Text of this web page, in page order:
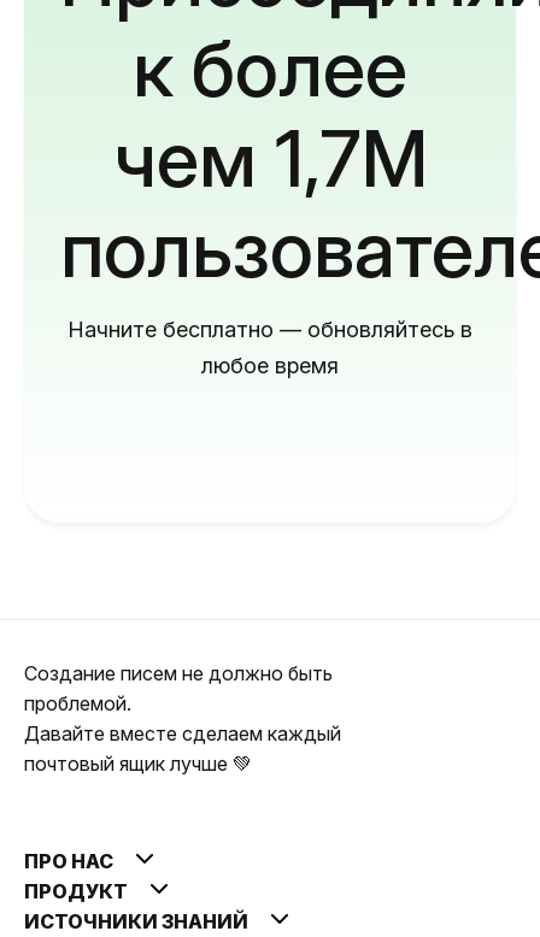
к более
чем 1,7M
Начните бесплатно — обновляйтесь в
любое время
Создание писем не должно быть
проблемой.
Давайте вместе сделаем каждый
почтовый ящик лучше 💚
ПРО НАС
ПРОДУКТ
ИСТОЧНИКИ ЗНАНИЙ